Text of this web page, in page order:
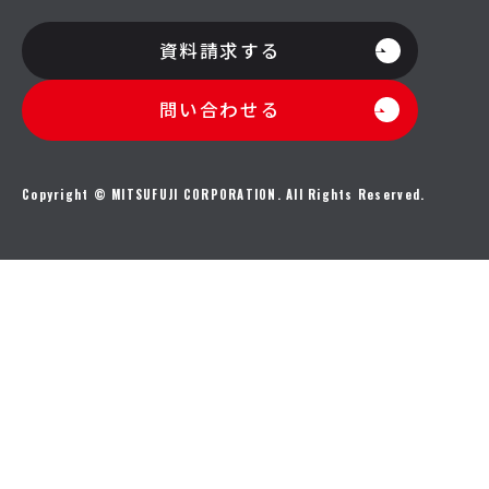
資料請求する
問い合わせる
Copyright © MITSUFUJI CORPORATION. All Rights Reserved.